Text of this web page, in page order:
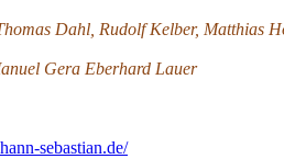
Dahl, Rudolf Kelber, Matthias
Gera Eberhard Lauer
sebastian.de/